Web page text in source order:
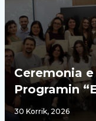
Ceremonia
Programin
30 Korrik, 2026